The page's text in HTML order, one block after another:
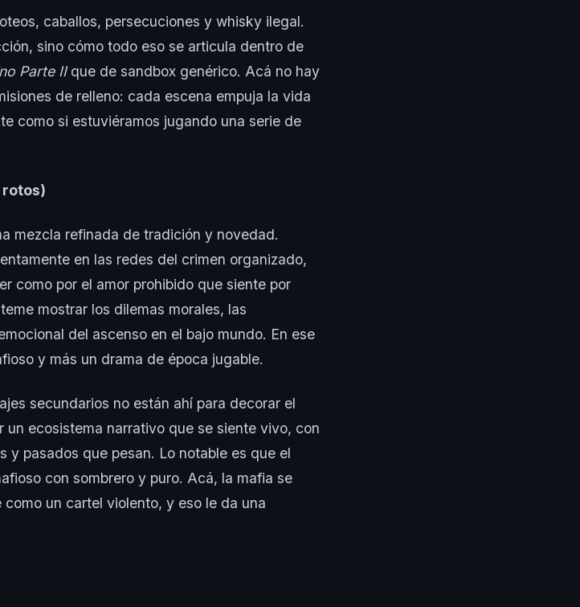
caballos, persecuciones y whisky ilegal.
sino cómo todo eso se articula dentro de
Parte IIque de sandbox genérico. Acá no hay
de relleno: cada escena empuja la vida
como si estuviéramos jugando una serie de
rotos)
mezcla refinada de tradición y novedad.
en las redes del crimen organizado,
como por el amor prohibido que siente por
mostrar los dilemas morales, las
del ascenso en el bajo mundo. En ese
y más un drama de época jugable.
secundarios no están ahí para decorar el
un ecosistema narrativo que se siente vivo, con
y pasados que pesan. Lo notable es que el
con sombrero y puro. Acá, la mafia se
un cartel violento, y eso le da una